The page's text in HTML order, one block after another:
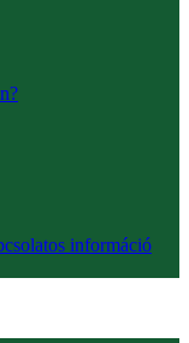
információ